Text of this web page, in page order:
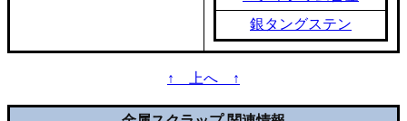
銀タングステン
↑ 上へ ↑